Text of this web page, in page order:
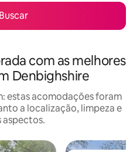
Buscar
com as melhores
Denbighshire
estas acomodações foram
a localização, limpeza e